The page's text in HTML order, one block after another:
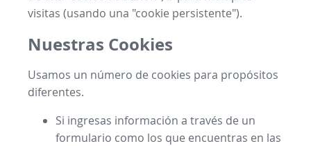
visitas (usando una "cookie persistente").
Nuestras Cookies
Usamos un número de cookies para propósitos
diferentes.
Si ingresas información a través de un
formulario como los que encuentras en las